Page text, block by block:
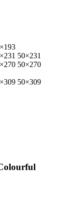
50×231
50×270
50×309